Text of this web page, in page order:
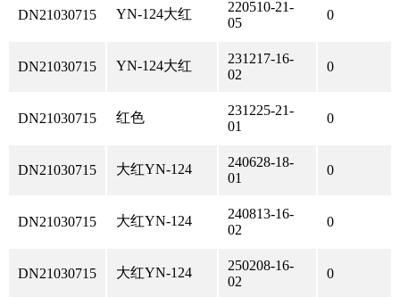
DN21030715 YN-124大红
220510-21-
05
0
DN21030715 YN-124大红
231217-16-
02
0
DN21030715 红色
231225-21-
01
0
DN21030715 大红YN-124
240628-18-
01
0
DN21030715 大红YN-124
240813-16-
02
0
DN21030715 大红YN-124
250208-16-
02
0